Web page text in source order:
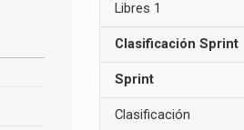
Libres 1
Clasificación Sprint
Sprint
Clasificación